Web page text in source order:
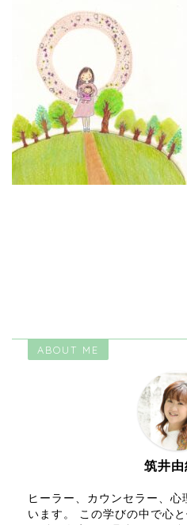
ABOUT ME
筑井由
ヒーラー、カウンセラー、
います。 この学びの中で心